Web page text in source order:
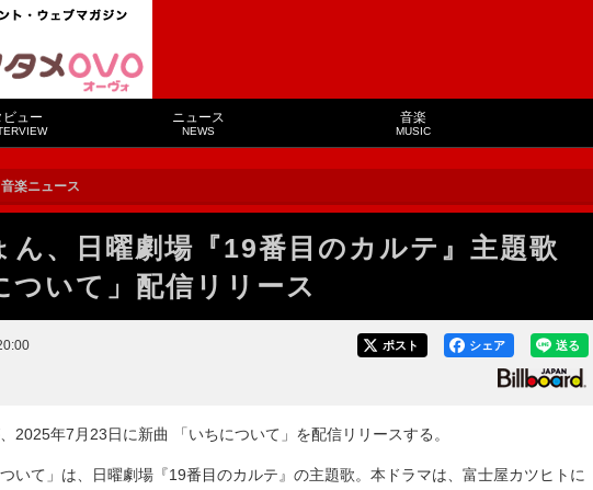
ュー ニュース
NEWS
音楽
MUSIC
音楽ニュース
ん、日曜劇場『19番目のカルテ』主題歌
ついて」配信リリース
送る
シェア
ポスト
2025年7月23日に新曲 「いちについて」を配信リリースする。
いて」は、日曜劇場『19番目のカルテ』の主題歌。本ドラマは、富士屋カツヒトに